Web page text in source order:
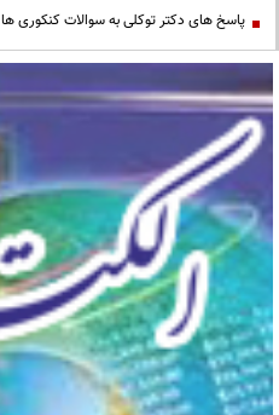
پاسخ های دکتر توکلی به سوالات کنکوری ها